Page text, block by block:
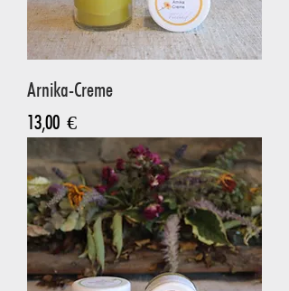
Arnika-Creme
Preis
13,00 €